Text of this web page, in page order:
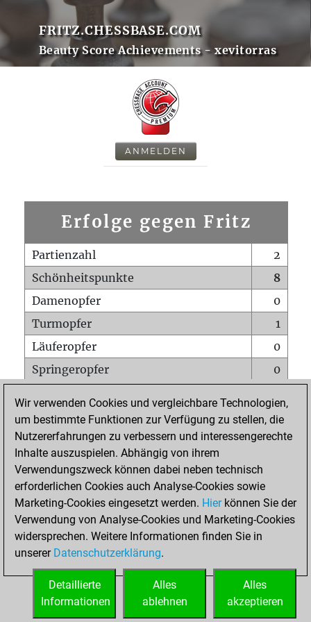
FRITZ.CHESSBASE.COM
Beauty Score Achievements - xevitorras
ANMELDEN
Erfolge gegen Fritz
Partienzahl
2
Schönheitspunkte
8
Damenopfer
0
Turmopfer
1
Läuferopfer
0
Springeropfer
0
Matt auf vollem Brett
0
Bauer setzt Matt
0
Erstickte Matts
Unterverwandlungen
Türme auf der siebten
0
STARTSEITE
Wir verwenden Cookies und vergleichbare Technologien,
um bestimmte Funktionen zur Verfügung zu stellen, die
Nutzererfahrungen zu verbessern und interessengerechte
Inhalte auszuspielen. Abhängig von ihrem
Verwendungszweck können dabei neben technisch
erforderlichen Cookies auch Analyse-Cookies sowie
Marketing-Cookies eingesetzt werden. Hierkönnen Sie der
Verwendung von Analyse-Cookies und Marketing-Cookies
widersprechen. Weitere Informationen finden Sie in
unserer Datenschutzerklärung.
Alles
akzeptieren
Alles
ablehnen
Detaillierte
Informationen